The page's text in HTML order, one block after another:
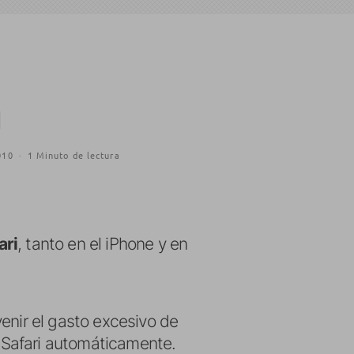
· 1 Minuto de lectura
, tanto en el iPhone y en
el gasto excesivo de
automáticamente.